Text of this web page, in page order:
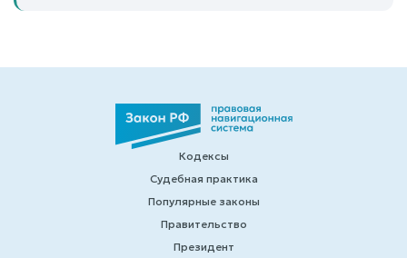
Кодексы
Судебная практика
Популярные законы
Правительство
Президент